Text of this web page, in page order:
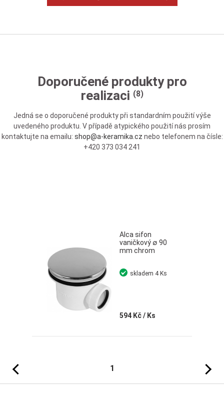
Doporučené produkty pro
realizaci (8)
Jedná se o doporučené produkty při standardním použití výše
uvedeného produktu. V případě atypického použití nás prosím
kontaktujte na emailu: shop@a-keramika.cz nebo telefonem na čísle:
+420 373 034 241
Alca sifon
vaničkový ∅ 90
mm chrom
594 Kč/ Ks
skladem 4 Ks
Předchozí 1